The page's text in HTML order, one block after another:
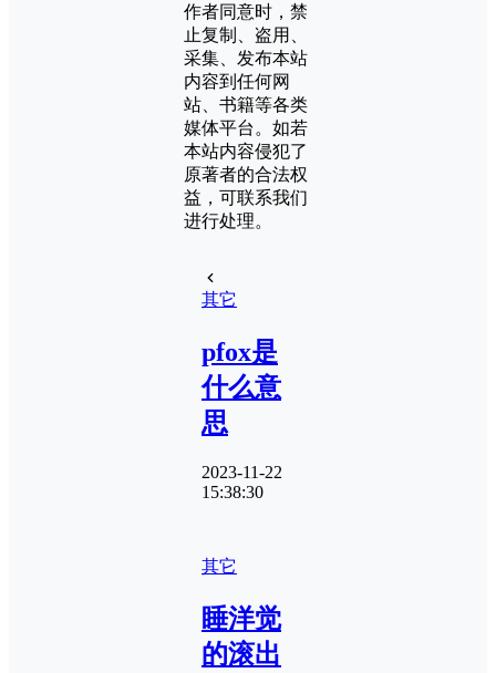
作者同意时，禁
止复制、盗用、
采集、发布本站
内容到任何网
站、书籍等各类
媒体平台。如若
本站内容侵犯了
原著者的合法权
益，可联系我们
进行处理。
其它
pfox是
什么意
思
2023-11-22
15:38:30
其它
睡洋觉
的滚出